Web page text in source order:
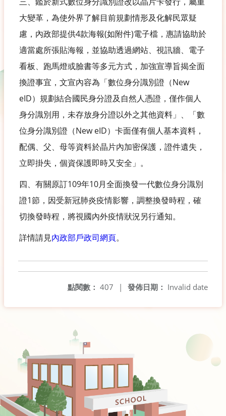
大變革，為使外界了解目前規劃情形及化解民眾疑
慮，內政部提供4款海報(如附件)電子檔，惠請協助於
適當處所張貼海報，並協助透過網站、視訊牆、電子
看板、跑馬燈或臉書等多元方式，加強宣導旨揭全面
換證事宜，文宣內容為「數位身分識別證（New
eID）規劃結合國民身分證及自然人憑證，僅作個人
身分識別用，未存放身分證以外之其他資料」、「數
位身分識別證（New eID）卡面僅有個人基本資料，
配偶、父、母等資料於晶片內加密保護，證件遺失，
立即掛失，個資保護即時又安全」。
四、有關原訂109年10月全面換發一代數位身分識別
證1節，因受新冠肺炎疫情影響，調整換發時程，確
切換發時程，將視國內外疫情狀況另行通知。
詳情請見內政部戶政司網頁。
發佈日期： Invalid date
點閱數： 407 |